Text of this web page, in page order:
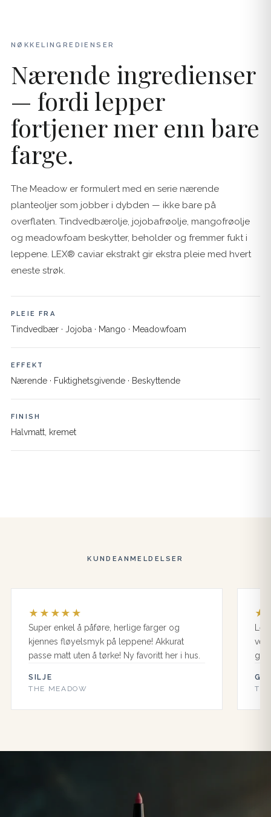
NØKKELINGREDIENSER
Nærende ingredienser
— fordi lepper
fortjener mer enn bare
farge.
The Meadow er formulert med en serie nærende
planteoljer som jobber i dybden — ikke bare på
overflaten. Tindvedbærolje, jojobafrøolje, mangofrøolje
og meadowfoam beskytter, beholder og fremmer fukt i
leppene. LEX® caviar ekstrakt gir ekstra pleie med hvert
eneste strøk.
PLEIE FRA
Tindvedbær · Jojoba · Mango · Meadowfoam
EFFEKT
Nærende · Fuktighetsgivende · Beskyttende
FINISH
Halvmatt, kremet
KUNDEANMELDELSER
★ ★ ★ ★ ★
Super enkel å påføre, herlige farger og
kjennes fløyelsmyk på leppene! Akkurat
passe matt uten å tørke! Ny favoritt her i hus.
SILJE
THE MEADOW
★